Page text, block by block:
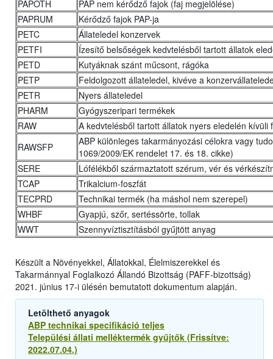
PAPOTH
PAP nem kérődző fajok (faj megjelölése)
PAPRUM
Kérődző fajok PAP-ja
PETC
Állateledel konzervek
PETFI
Ízesítő belsőségek kedvtelésből tartott állatok
PETD
Kutyáknak szánt műcsont, rágóka
PETP
Feldolgozott állateledel, kivéve a
PETR
Nyers állateledel
PHARM
Gyógyszeripari termékek
RAW
A kedvtelésből tartott állatok nyers eledelén kívüli
RAWSFP
ABP különleges takarmányozási célokra vagy
1069/2009/EK rendelet 17. és 18. cikke)
SERE
Lófélékből származtatott szérum, vér és
TCAP
Trikalcium-foszfát
TECPRD
Technikai termék (ha máshol nem szerepel)
WHBF
Gyapjú, szőr, sertéssörte, tollak
WWT
Szennyvíztisztításból gyűjtött anyag
Készült a Növényekkel, Állatokkal, Élelmiszerekkel és
Takarmánnyal Foglalkozó Állandó Bizottság (PAFF-bizottság)
2021. június 17-i ülésén bemutatott dokumentum alapján.
Letölthető anyagok
ABP technikai specifikáció teljes
Települési állati melléktermék gyűjtők (Frissítve:
2022.07.04.)